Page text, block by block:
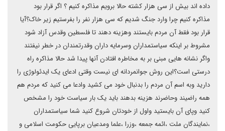
داده اند بیش از سی هزار کشته حالا برویم مذاکره کنیم ؟ اگر قرار بود
مذاکره کنیم چرا وارد جنگ شدیم که سی هزار نفر را بفرستیم زیر خاک؟آیا
قرار بود فقط آن مردم بایستند وهزینه دهند تا فلسطین وقدس آزاد شود
مشروط بر اینکه سیاستمداران وسرمایه داران وقدرتمندان در خطر نیفتند
واگر نشانه هایی مبنی بر به مخاطره افتادن آنها پیدا شد حالا مذاکره راه
درستی است؟این روش جوانمردانه ای نیست وقتی ادعای یک ایدئولوژی را
دارید وبه اسم آن مردم را بدنبال خود می کشید وادعا می کنید که مردم هم
همه راضیند وحاضرند هزینه بدهند باید یک بار سیاست خود را مشخص
کنید وپای آن بایستید واول از خودتان شروع کنید شما سیاستمداران
،نمایندگان ملت ،ائمه جمعه ،وزرا ،علما ومدعیان برپایی حکومت اسلامی و